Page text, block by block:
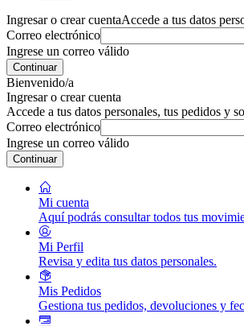
Ingresar o crear cuentaAccede a tus datos
Correo electrónico
Ingrese un correo válido
Continuar
Bienvenido/a
Ingresar o crear cuenta
Accede a tus datos personales, tus pedidos y
Correo electrónico
Ingrese un correo válido
Continuar
Mi cuenta
Aquí podrás consultar todos tus
Mi Perfil
Revisa y edita tus datos personales.
Mis Pedidos
Gestiona tus pedidos, devoluciones y